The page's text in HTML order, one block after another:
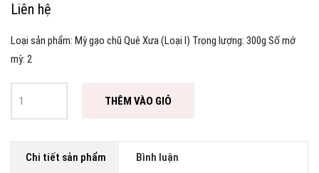
Liên hệ
Loại sản phẩm: Mỳ gạo chũ Quê Xưa (Loại I) Trọng lượng: 300g Số mớ
mỳ: 2
THÊM VÀO GIỎ
Chi tiết sản phẩm Bình luận